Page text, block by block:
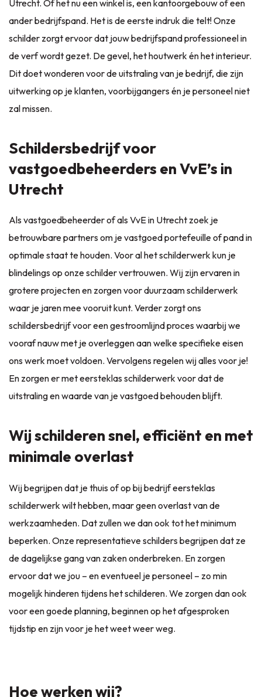
Utrecht. Of het nu een winkel is, een kantoorgebouw of een
ander bedrijfspand. Het is de eerste indruk die telt! Onze
schilder zorgt ervoor dat jouw bedrijfspand professioneel in
de verf wordt gezet. De gevel, het houtwerk én het interieur.
Dit doet wonderen voor de uitstraling van je bedrijf, die zijn
uitwerking op je klanten, voorbijgangers én je personeel niet
zal missen.
Schildersbedrijf voor
vastgoedbeheerders en VvE’s in
Utrecht
Als vastgoedbeheerder of als VvE in Utrecht zoek je
betrouwbare partners om je vastgoed portefeuille of pand in
optimale staat te houden. Voor al het schilderwerk kun je
blindelings op onze schilder vertrouwen. Wij zijn ervaren in
grotere projecten en zorgen voor duurzaam schilderwerk
waar je jaren mee vooruit kunt. Verder zorgt ons
schildersbedrijf voor een gestroomlijnd proces waarbij we
vooraf nauw met je overleggen aan welke specifieke eisen
ons werk moet voldoen. Vervolgens regelen wij alles voor je!
En zorgen er met eersteklas schilderwerk voor dat de
uitstraling en waarde van je vastgoed behouden blijft.
Wij schilderen snel, efficiënt en met
minimale overlast
Wij begrijpen dat je thuis of op bij bedrijf eersteklas
schilderwerk wilt hebben, maar geen overlast van de
werkzaamheden. Dat zullen we dan ook tot het minimum
beperken. Onze representatieve schilders begrijpen dat ze
de dagelijkse gang van zaken onderbreken. En zorgen
ervoor dat we jou – en eventueel je personeel – zo min
mogelijk hinderen tijdens het schilderen. We zorgen dan ook
voor een goede planning, beginnen op het afgesproken
tijdstip en zijn voor je het weet weer weg.
Hoe werken wij?